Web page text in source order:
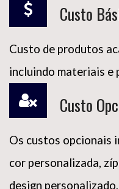
Custo
Custo de produtos
incluindo materiais e
Custo
Os custos opcionais
cor personalizada,
design